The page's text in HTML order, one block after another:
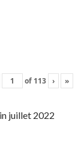
of 113 › »
juillet 2022